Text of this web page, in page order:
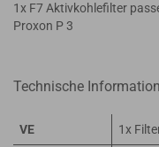
1x F7 Aktivkohlefilter
Proxon P 3
Technische
VE 1x